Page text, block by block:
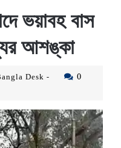
ভয়াবহ বাস
আশঙ্কা
Desk -
-
0